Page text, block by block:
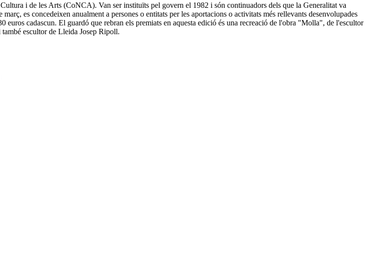
i de les Arts (CoNCA). Van ser instituïts pel govern el 1982 i són continuadors dels que la Generalitat va
es concedeixen anualment a persones o entitats per les aportacions o activitats més rellevants desenvolupades
euros cadascun. El guardó que rebran els premiats en aquesta edició és una recreació de l'obra "Molla", de l'escultor
escultor de Lleida Josep Ripoll.